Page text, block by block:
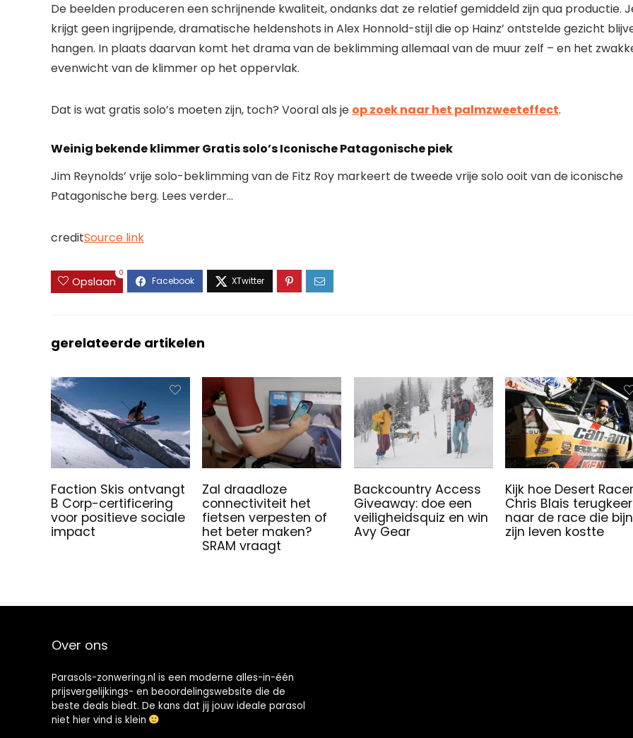
De beelden produceren een schrijnende kwaliteit, ondanks dat ze relatief gemiddeld zijn qua productie.
krijgt geen ingrijpende, dramatische heldenshots in Alex Honnold-stijl die op Hainz’ ontstelde gezicht
hangen. In plaats daarvan komt het drama van de beklimming allemaal van de muur zelf – en het
evenwicht van de klimmer op het oppervlak.
Dat is wat gratis solo’s moeten zijn, toch? Vooral als je op zoek naar het palmzweeteffect.
Weinig bekende klimmer Gratis solo’s Iconische Patagonische piek
Jim Reynolds’ vrije solo-beklimming van de Fitz Roy markeert de tweede vrije solo ooit van de iconische
Patagonische berg. Lees verder…
creditSource link
Opslaan
0
gerelateerde artikelen
Faction Skis ontvangt
B Corp-certificering
voor positieve sociale
impact
Zal draadloze
connectiviteit het
fietsen verpesten of
het beter maken?
SRAM vraagt
Backcountry Access
Giveaway: doe een
veiligheidsquiz en win
Avy Gear
Kijk hoe Desert Racer
Chris Blais
naar de race die
zijn leven kostte
Over ons
Parasols-zonwering.nl is een moderne alles-in-één
prijsvergelijkings- en beoordelingswebsite die de
beste deals biedt. De kans dat jij jouw ideale parasol
niet hier vind is klein